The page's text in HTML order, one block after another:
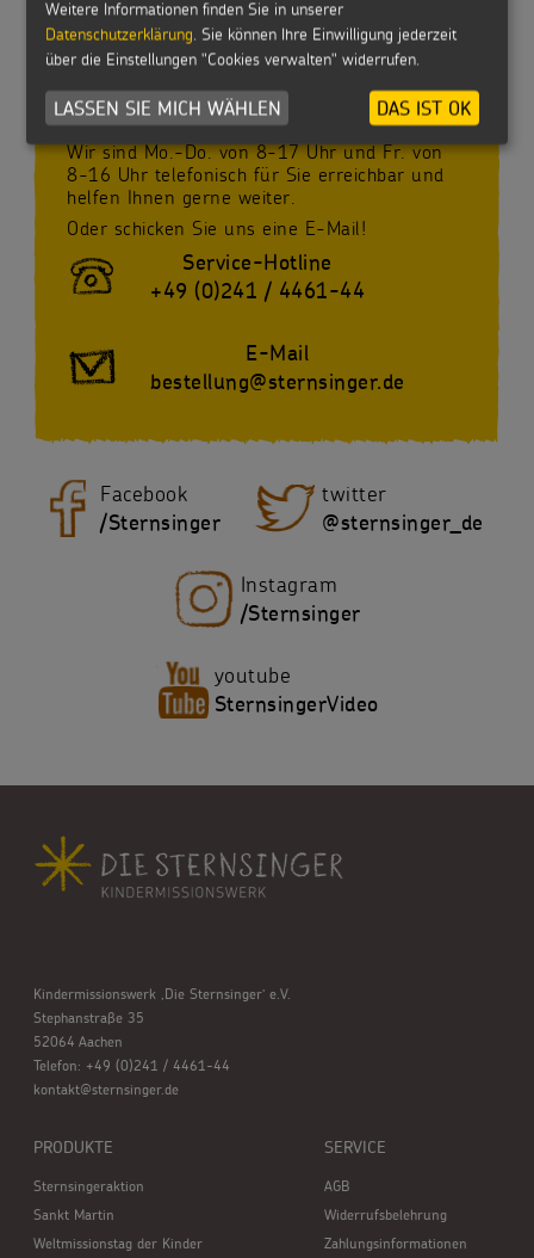
HABEN SIE FRAGEN?
Dann rufen Sie uns einfach an!
Wir sind Mo.-Do. von 8-17 Uhr und Fr. von
8-16 Uhr telefonisch für Sie erreichbar und
helfen Ihnen gerne weiter.
Oder schicken Sie uns eine E-Mail!
Service-Hotline
+49 (0)241 / 4461-44
E-Mail
bestellung@sternsinger.de
Facebook
/Sternsinger
twitter
@sternsinger_de
Instagram
/Sternsinger
youtube
SternsingerVideo
Kindermissionswerk ,Die Sternsinger’ e.V.
Stephanstraße 35
52064 Aachen
Telefon: +49 (0)241 / 4461-44
kontakt@sternsinger.de
PRODUKTE
Sternsingeraktion
Sankt Martin
Weltmissionstag der Kinder
SERVICE
AGB
Widerrufsbelehrung
Zahlungsinformationen
Weitere Informationen finden Sie in unserer
Datenschutzerklärung. Sie können Ihre Einwilligung jederzeit
über die Einstellungen "Cookies verwalten" widerrufen.
LASSEN SIE MICH WÄHLEN DAS IST OK